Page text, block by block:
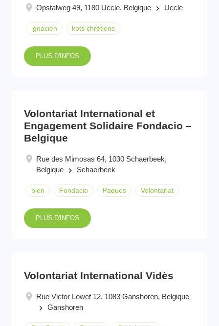
Opstalweg 49, 1180 Uccle, Belgique keyboard_arrow_right Uccle
ignacien kots chrétiens
PLUS D'INFOS
Volontariat International et
Engagement Solidaire Fondacio –
Belgique
Rue des Mimosas 64, 1030 Schaerbeek,
Belgique
keyboard_arrow_right Schaerbeek
bien Fondacio Paques Volontariat
PLUS D'INFOS
Volontariat International Vidès
Rue Victor Lowet 12, 1083 Ganshoren, Belgique
keyboard_arrow_right Ganshoren